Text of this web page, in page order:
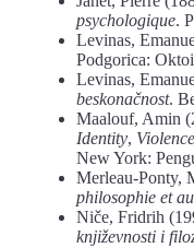
psychologique.
Levinas,
Podgorica:
Levinas,
beskonačnost.
Maalouf, Amin
Identity,
New York:
Merleau-Ponty,
philosophie et
Niče, Fridrih
književnosti i